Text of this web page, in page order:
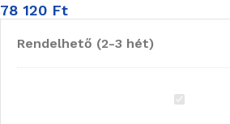
78 120 Ft
Rendelhető (2-3 hét)
Ravak